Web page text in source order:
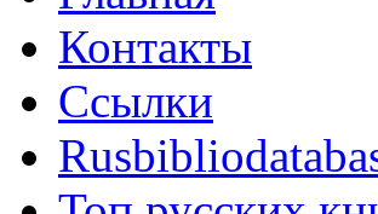
Контакты
Ссылки